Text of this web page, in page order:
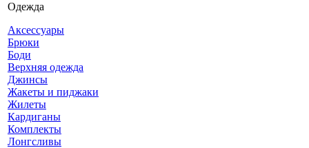
Одежда
Аксессуары
Брюки
Боди
Верхняя одежда
Джинсы
Жакеты и пиджаки
Жилеты
Кардиганы
Комплекты
Лонгсливы